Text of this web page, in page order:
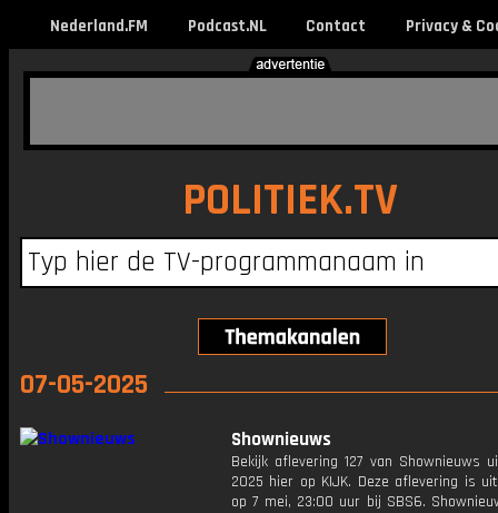
Nederland.FM Podcast.NL Contact Privacy &
POLITIEK.TV
07-05-2025
Shownieuws
Bekijk aflevering 127 van Shownieuws
2025 hier op KIJK. Deze aflevering is
op 7 mei, 23:00 uur bij SBS6.